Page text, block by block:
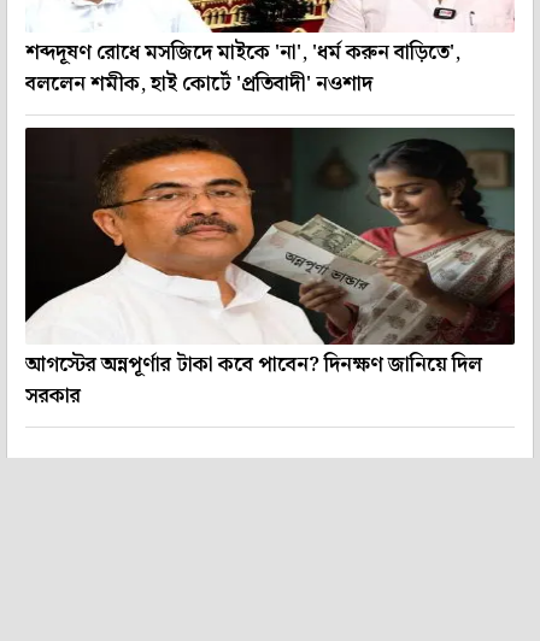
শব্দদূষণ রোধে মসজিদে মাইকে 'না', 'ধর্ম করুন বাড়িতে',
বললেন শমীক, হাই কোর্টে 'প্রতিবাদী' নওশাদ
আগস্টের অন্নপূর্ণার টাকা কবে পাবেন? দিনক্ষণ জানিয়ে দিল
সরকার